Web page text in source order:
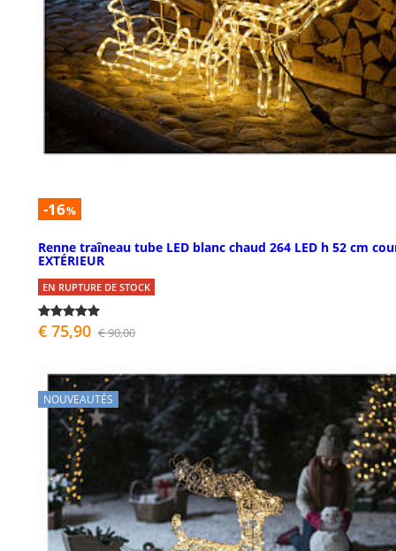
-16%
Renne traîneau tube LED blanc chaud 264 LED h 52 cm
EXTÉRIEUR
EN RUPTURE DE STOCK
€ 75,90 € 90,00
NOUVEAUTÉS